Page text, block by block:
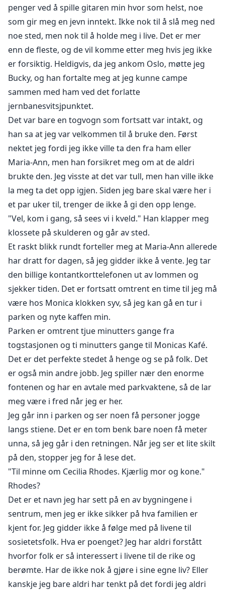
penger ved å spille gitaren min hvor som helst, noe
som gir meg en jevn inntekt. Ikke nok til å slå meg ned
noe sted, men nok til å holde meg i live. Det er mer
enn de fleste, og de vil komme etter meg hvis jeg ikke
er forsiktig. Heldigvis, da jeg ankom Oslo, møtte jeg
Bucky, og han fortalte meg at jeg kunne campe
sammen med ham ved det forlatte
jernbanesvitsjpunktet.
Det var bare en togvogn som fortsatt var intakt, og
han sa at jeg var velkommen til å bruke den. Først
nektet jeg fordi jeg ikke ville ta den fra ham eller
Maria-Ann, men han forsikret meg om at de aldri
brukte den. Jeg visste at det var tull, men han ville ikke
la meg ta det opp igjen. Siden jeg bare skal være her i
et par uker til, trenger de ikke å gi den opp lenge.
"Vel, kom i gang, så sees vi i kveld." Han klapper meg
klossete på skulderen og går av sted.
Et raskt blikk rundt forteller meg at Maria-Ann allerede
har dratt for dagen, så jeg gidder ikke å vente. Jeg tar
den billige kontantkorttelefonen ut av lommen og
sjekker tiden. Det er fortsatt omtrent en time til jeg må
være hos Monica klokken syv, så jeg kan gå en tur i
parken og nyte kaffen min.
Parken er omtrent tjue minutters gange fra
togstasjonen og ti minutters gange til Monicas Kafé.
Det er det perfekte stedet å henge og se på folk. Det
er også min andre jobb. Jeg spiller nær den enorme
fontenen og har en avtale med parkvaktene, så de lar
meg være i fred når jeg er her.
Jeg går inn i parken og ser noen få personer jogge
langs stiene. Det er en tom benk bare noen få meter
unna, så jeg går i den retningen. Når jeg ser et lite skilt
på den, stopper jeg for å lese det.
"Til minne om Cecilia Rhodes. Kjærlig mor og kone."
Rhodes?
Det er et navn jeg har sett på en av bygningene i
sentrum, men jeg er ikke sikker på hva familien er
kjent for. Jeg gidder ikke å følge med på livene til
sosietetsfolk. Hva er poenget? Jeg har aldri forstått
hvorfor folk er så interessert i livene til de rike og
berømte. Har de ikke nok å gjøre i sine egne liv? Eller
kanskje jeg bare aldri har tenkt på det fordi jeg aldri